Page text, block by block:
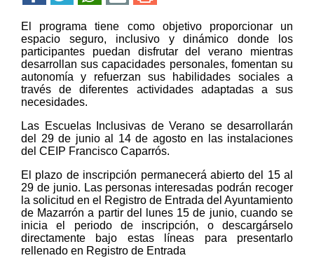
El programa tiene como objetivo proporcionar un
espacio seguro, inclusivo y dinámico donde los
participantes puedan disfrutar del verano mientras
desarrollan sus capacidades personales, fomentan su
autonomía y refuerzan sus habilidades sociales a
través de diferentes actividades adaptadas a sus
necesidades.
Las Escuelas Inclusivas de Verano se desarrollarán
del 29 de junio al 14 de agosto en las instalaciones
del CEIP Francisco Caparrós.
El plazo de inscripción permanecerá abierto del 15 al
29 de junio. Las personas interesadas podrán recoger
la solicitud en el Registro de Entrada del Ayuntamiento
de Mazarrón a partir del lunes 15 de junio, cuando se
inicia el periodo de inscripción, o descargárselo
directamente bajo estas líneas para presentarlo
rellenado en Registro de Entrada